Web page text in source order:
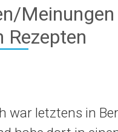
Meinungen
Rezepten
war letztens in